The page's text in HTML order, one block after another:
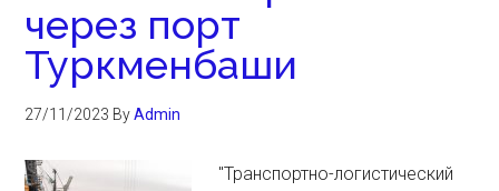
через порт
Туркменбаши
27/11/2023 ByAdmin
"Транспортно-логистический